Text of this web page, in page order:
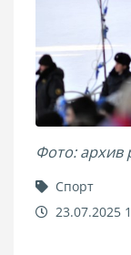
Фото: архив
Спорт
23.07.2025